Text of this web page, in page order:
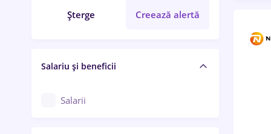
Șterge Creează alertă
Salariu și beneficii
Salarii